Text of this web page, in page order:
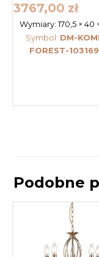
3767,00 zł
Wymiary: 170,5 × 40
Symbol: DM-
FOREST-
Podobne